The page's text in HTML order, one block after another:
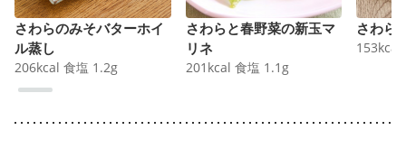
さわらのみそバターホイ
ル蒸し
206kcal 食塩 1.2g
さわらと春野菜の新玉マ
リネ
201 kcal 食塩 1.1 g
さわら
153kcal